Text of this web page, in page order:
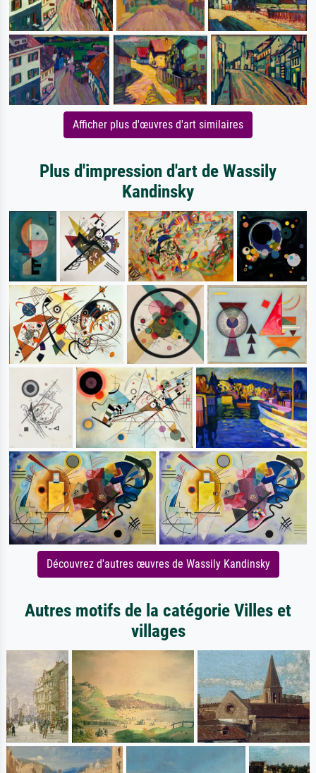
Afficher plus d'œuvres d'art similaires
Plus d'impression d'art de Wassily
Kandinsky
Découvrez d'autres œuvres de Wassily Kandinsky
Autres motifs de la catégorie Villes et
villages